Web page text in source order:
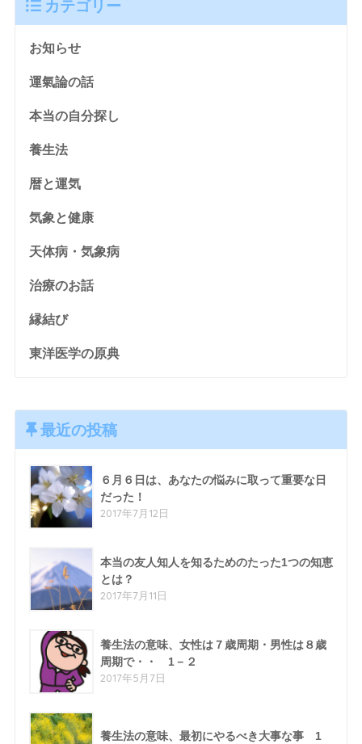
カテゴリー
お知らせ
運氣論の話
本当の自分探し
養生法
暦と運気
気象と健康
天体病・気象病
治療のお話
縁結び
東洋医学の原典
最近の投稿
６月６日は、あなたの悩みに取って重要な日
だった！
2017年7月12日
本当の友人知人を知るためのたった1つの知恵
とは？
2017年7月11日
養生法の意味、女性は７歳周期・男性は８歳
周期で・・ 1－２
2017年5月7日
養生法の意味、最初にやるべき大事な事 1